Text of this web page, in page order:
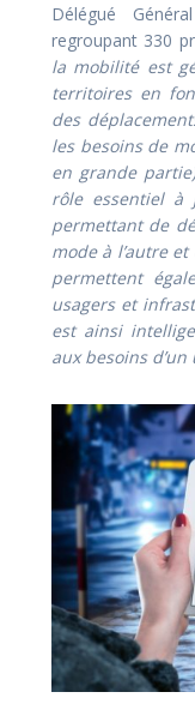
Délégué
regroupant 330
la mobilité est
territoires en
des
les besoins de
en grande
rôle essentiel à
permettant de
mode à l’autre
permettent
usagers et
est ainsi
aux besoins